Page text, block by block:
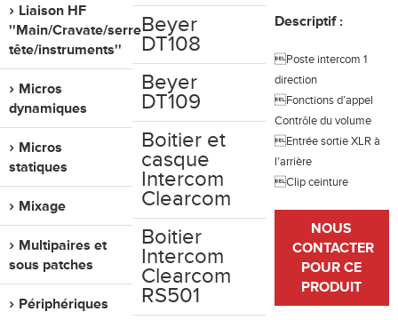
Liaison HF
''Main/Cravate/serre
tête/instruments''
Micros
dynamiques
Micros
statiques
Mixage
Multipaires et
sous patches
Périphériques
Beyer
DT108
Beyer
DT109
Boitier et
casque
Intercom
Clearcom
Boitier
Intercom
Clearcom
RS501
Descriptif :
Poste intercom 1
direction
Fonctions d’appel
Contrôle du volume
Entrée sortie XLR à
l’arrière
Clip ceinture
NOUS
CONTACTER
POUR CE
PRODUIT